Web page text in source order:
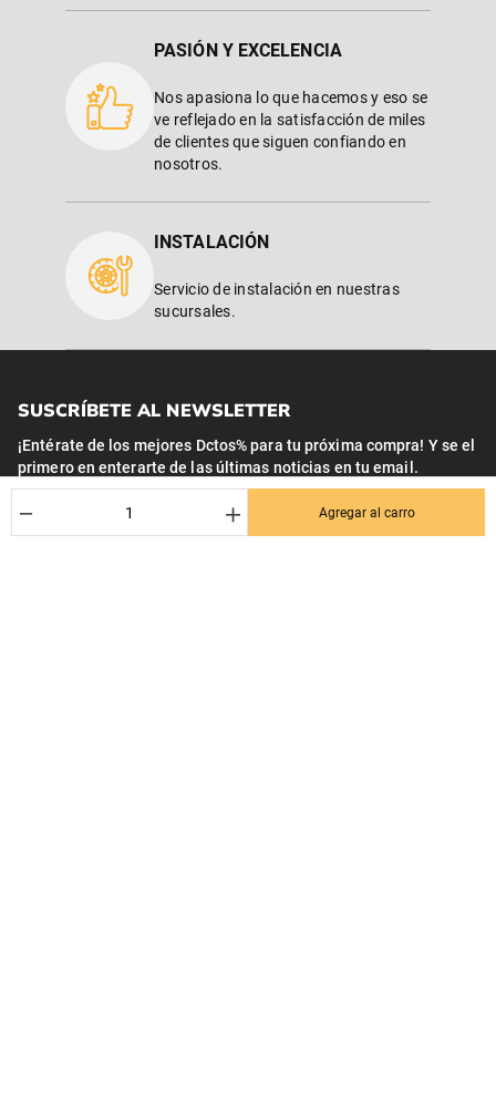
＋
－ Agregar al carro
PASIÓN Y EXCELENCIA
Nos apasiona lo que hacemos y eso se
ve reflejado en la satisfacción de miles
de clientes que siguen confiando en
nosotros.
INSTALACIÓN
Servicio de instalación en nuestras
sucursales.
SUSCRÍBETE AL NEWSLETTER
¡Entérate de los mejores Dctos% para tu próxima compra! Y se el
primero en enterarte de las últimas noticias en tu email.